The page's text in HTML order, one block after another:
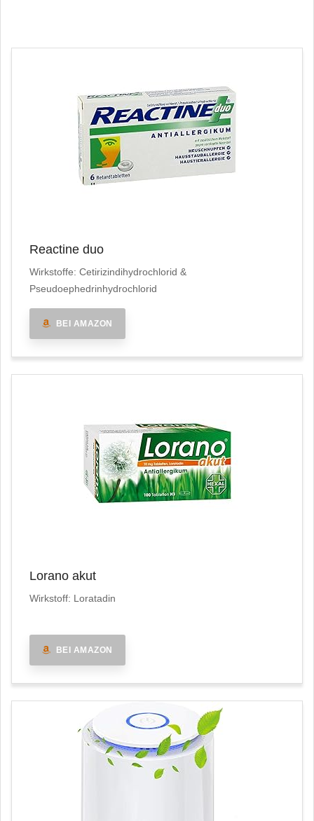
Reactine duo
Wirkstoffe: Cetirizindihydrochlorid &
Pseudoephedrinhydrochlorid
BEI AMAZON
Lorano akut
Wirkstoff: Loratadin
BEI AMAZON